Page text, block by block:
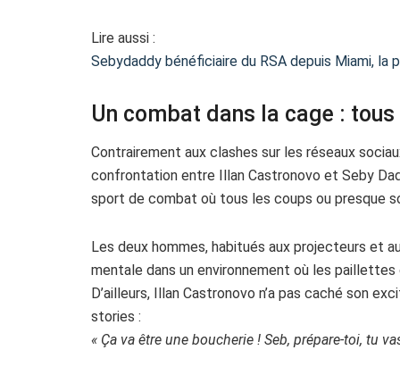
Lire aussi :
Sebydaddy bénéficiaire du RSA depuis Miami, la
Un combat dans la cage :
Contrairement aux clashes sur les réseaux
confrontation entre Illan Castronovo et Seby
sport de combat où tous les coups ou presque
Les deux hommes, habitués aux projecteurs et
mentale dans un environnement où les
D’ailleurs, Illan Castronovo n’a pas caché son
stories :
« Ça va être une boucherie ! Seb, prépare-toi, tu